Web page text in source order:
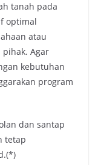
tanah pada
optimal
atau
Agar
kebutuhan
program
dan santap
tetap